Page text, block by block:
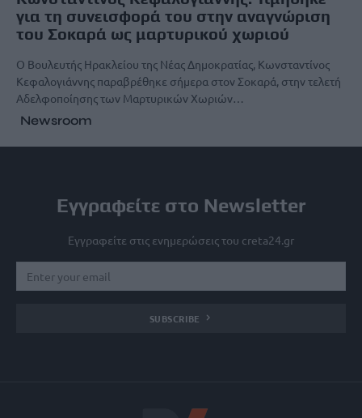
για τη συνεισφορά του στην αναγνώριση
του Σοκαρά ως μαρτυρικού χωριού
Ο Βουλευτής Ηρακλείου της Νέας Δημοκρατίας, Κωνσταντίνος
Κεφαλογιάννης παραβρέθηκε σήμερα στον Σοκαρά, στην τελετή
Αδελφοποίησης των Μαρτυρικών Χωριών…
Newsroom
Εγγραφείτε στο Newsletter
Εγγραφείτε στις ενημερώσεις του creta24.gr
SUBSCRIBE